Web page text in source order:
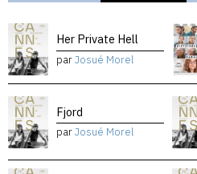
Her Private Hell
parJosué Morel
Fjord
parJosué Morel